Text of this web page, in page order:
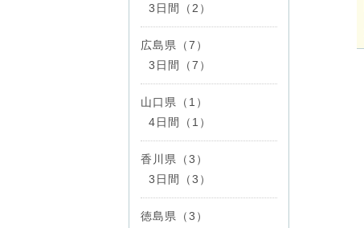
3日間（2）
広島県（7）
3日間（7）
山口県（1）
4日間（1）
香川県（3）
3日間（3）
徳島県（3）